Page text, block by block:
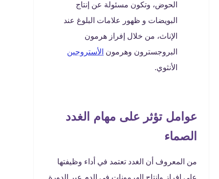
الحوض، وتكون مسئولة عن إنتاج
البويضات و ظهور علامات البلوغ عند
الإناث، من خلال إفراز هرمون
البروجسترون وهرمون الأستروجين
الأنثوي.
عوامل تؤثر على مهام الغدد
الصماء
من المعروف أن الغدد تعتمد في أداء وظيفتها
على إفراز وإنتاج الهرمونات في الدم عبر الدورة